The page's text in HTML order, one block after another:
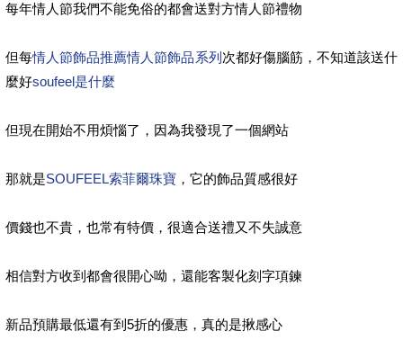
每年情人節我們不能免俗的都會送對方情人節禮物
但每情人節飾品推薦情人節飾品系列 次都好傷腦筋，不知道該送什
麼好soufeel是什麼
但現在開始不用煩惱了，因為我發現了一個網站
那就是SOUFEEL索菲爾珠寶 ，它的飾品質感很好
價錢也不貴，也常有特價，很適合送禮又不失誠意
相信對方收到都會很開心呦，還能客製化刻字項鍊
新品預購最低還有到5折的優惠，真的是揪感心